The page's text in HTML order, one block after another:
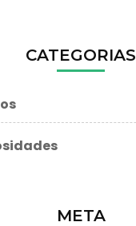
CATEGORIAS
META